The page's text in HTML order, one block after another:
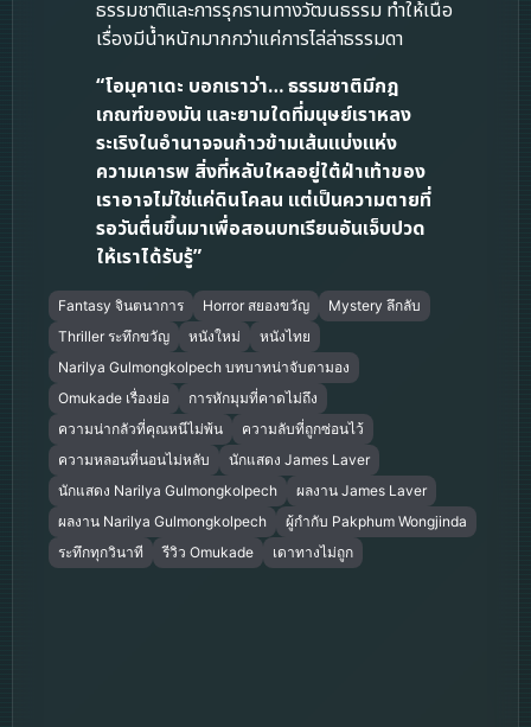
ธรรมชาติและการรุกรานทางวัฒนธรรม ทำให้เนื้อ
เรื่องมีน้ำหนักมากกว่าแค่การไล่ล่าธรรมดา
“โอมุคาเดะ บอกเราว่า… ธรรมชาติมีกฎ
เกณฑ์ของมัน และยามใดที่มนุษย์เราหลง
ระเริงในอำนาจจนก้าวข้ามเส้นแบ่งแห่ง
ความเคารพ สิ่งที่หลับใหลอยู่ใต้ฝ่าเท้าของ
เราอาจไม่ใช่แค่ดินโคลน แต่เป็นความตายที่
รอวันตื่นขึ้นมาเพื่อสอนบทเรียนอันเจ็บปวด
ให้เราได้รับรู้”
Fantasy จินตนาการ Horror สยองขวัญ
Mystery ลึกลับ
Thriller ระทึกขวัญ
หนังใหม่
หนังไทย
Narilya Gulmongkolpech บทบาทน่าจับตามอง
Omukade เรื่องย่อ
การหักมุมที่คาดไม่ถึง
ความน่ากลัวที่คุณหนีไม่พ้น
ความลับที่ถูกซ่อนไว้
ความหลอนที่นอนไม่หลับ
นักแสดง James Laver
นักแสดง Narilya Gulmongkolpech
ผลงาน James Laver
ผลงาน Narilya Gulmongkolpech
ผู้กำกับ Pakphum Wongjinda
ระทึกทุกวินาที
รีวิว Omukade เดาทางไม่ถูก